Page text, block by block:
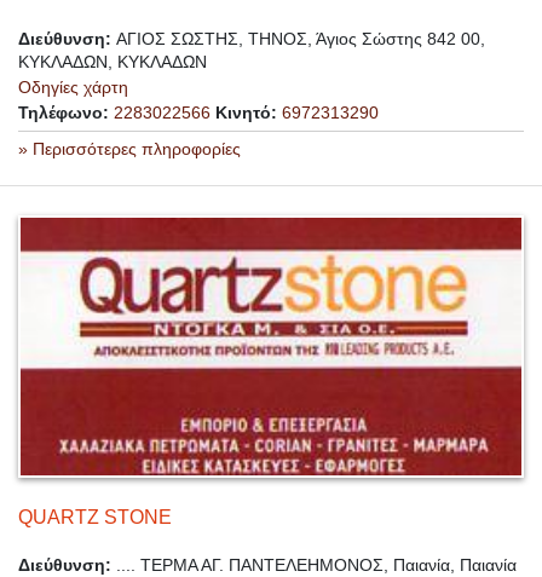
Διεύθυνση: ΑΓΙΟΣ ΣΩΣΤΗΣ, ΤΗΝΟΣ, Άγιος Σώστης 842 00,
ΚΥΚΛΑΔΩΝ, ΚΥΚΛΑΔΩΝ
Οδηγίες χάρτη
Τηλέφωνο: 2283022566 Κινητό: 6972313290
» Περισσότερες πληροφορίες
QUARTZ STONE
Διεύθυνση:
.... ΤΕΡΜΑ ΑΓ. ΠΑΝΤΕΛΕΗΜΟΝΟΣ, Παιανία, Παιανία